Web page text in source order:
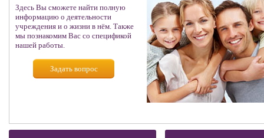
Здесь Вы сможете найти полную
информацию о деятельности
учреждения и о жизни в нём. Также
мы познакомим Вас со спецификой
нашей работы.
Задать вопрос